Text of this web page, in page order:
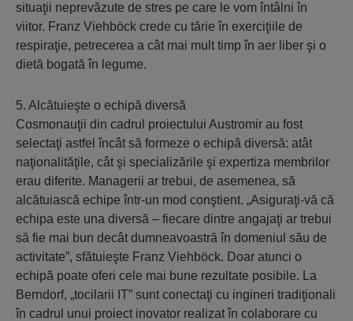
situaţii neprevăzute de stres pe care le vom întâlni în
viitor. Franz Viehböck crede cu tărie în exerciţiile de
respiraţie, petrecerea a cât mai mult timp în aer liber şi o
dietă bogată în legume.
5. Alcătuieşte o echipă diversă
Cosmonauţii din cadrul proiectului Austromir au fost
selectaţi astfel încât să formeze o echipă diversă: atât
naţionalităţile, cât şi specializările şi expertiza membrilor
erau diferite. Managerii ar trebui, de asemenea, să
alcătuiască echipe într-un mod conştient. „Asiguraţi-vă că
echipa este una diversă – fiecare dintre angajaţi ar trebui
să fie mai bun decât dumneavoastră în domeniul său de
activitate”, sfătuieşte Franz Viehböck. Doar atunci o
echipă poate oferi cele mai bune rezultate posibile. La
Berndorf, „tocilarii IT” sunt conectaţi cu ingineri tradiţionali
în cadrul unui proiect inovator realizat în colaborare cu